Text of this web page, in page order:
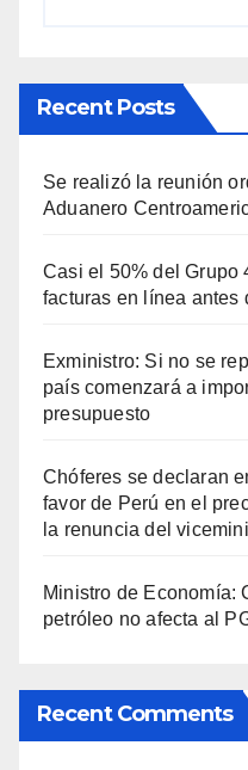
Recent Posts
Se realizó la reunión
Aduanero
Casi el 50% del Grupo
facturas en línea antes
Exministro: Si no se
país comenzará a
presupuesto
Chóferes se declaran
favor de Perú en el
la renuncia del
Ministro de Economía:
petróleo no afecta al
Recent Comments